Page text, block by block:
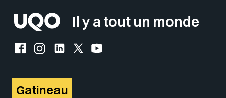
Il y a tout un monde
Facebook de l'UQO
Instagram de l'UQO
LinkedIn de l'UQO
X (Twitter) de l'UQO
YouTube de l'UQO
Gatineau